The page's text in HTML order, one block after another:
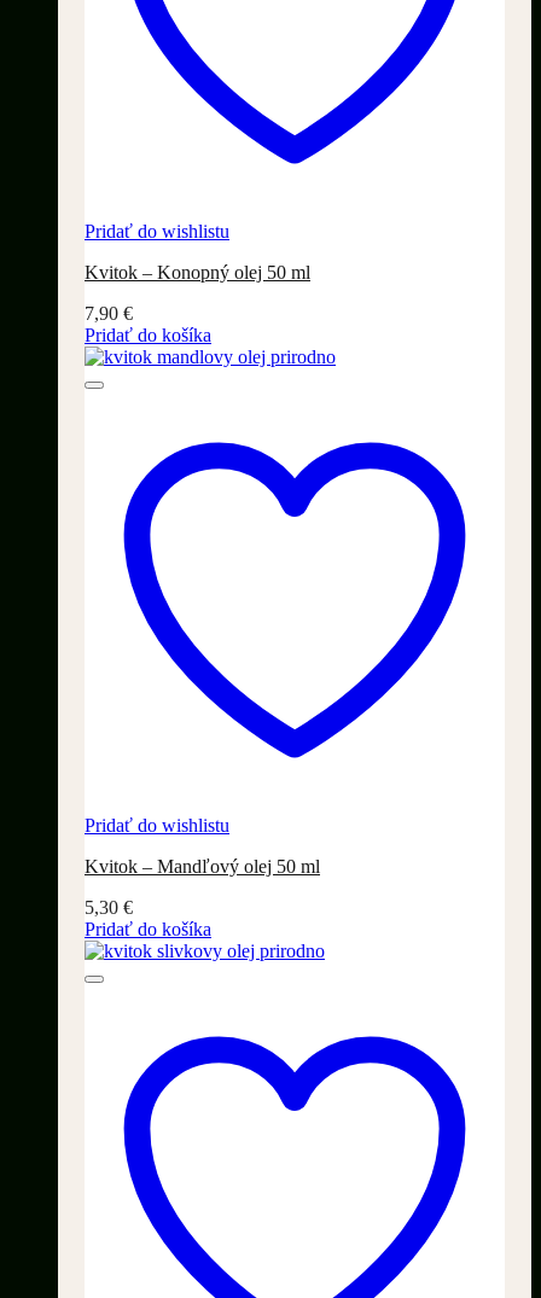
Pridať do wishlistu
Kvitok – Konopný olej 50 ml
7,90 €
Pridať do košíka
Pridať do wishlistu
Kvitok – Mandľový olej 50 ml
5,30 €
Pridať do košíka